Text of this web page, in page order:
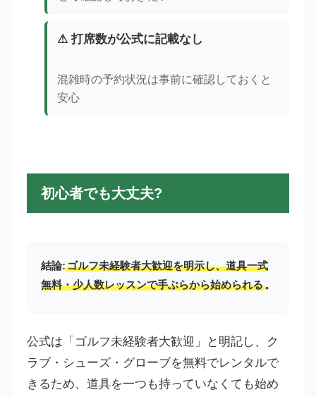
⚠ 打席数が公式に記載なし
混雑時の予約状況は事前に確認しておくと
安心
初心者でも大丈夫?
結論:ゴルフ未経験者大歓迎を明示し、道具一式
無料・少人数レッスンで手ぶらから始められる。
公式は「ゴルフ未経験者大歓迎」と明記し、ク
ラブ・シューズ・グローブを無料でレンタルで
きるため、道具を一つも持っていなくても始め